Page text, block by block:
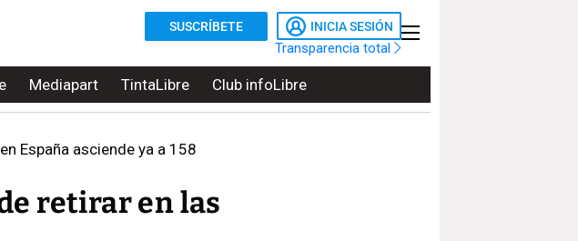
SUSCRÍBETE INICIA SESIÓN
Transparencia total
Mediapart TintaLibre Club infoLibre
España asciende ya a 158
retirar en las